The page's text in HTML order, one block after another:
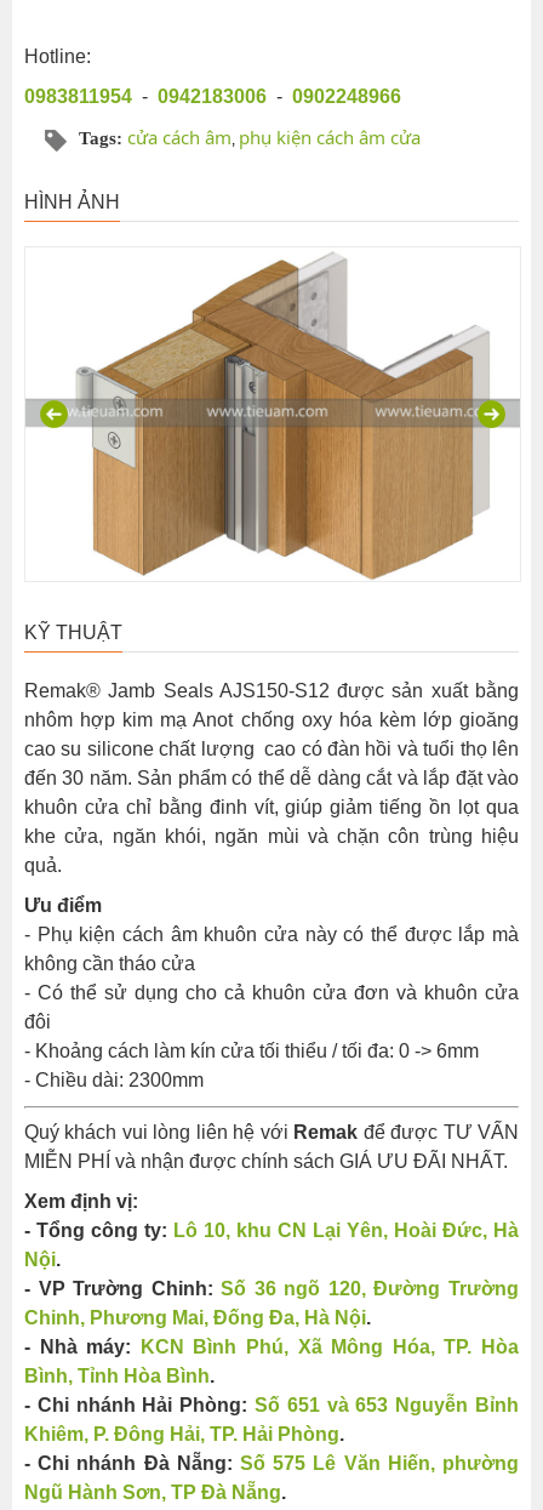
Hotline:
0983811954 - 0942183006 - 0902248966
Tags: cửa cách âm, phụ kiện cách âm cửa
HÌNH ẢNH
KỸ THUẬT
Remak® Jamb Seals AJS150-S12 được sản xuất bằng
nhôm hợp kim mạ Anot chống oxy hóa kèm lớp gioăng
cao su silicone chất lượng cao có đàn hồi và tuổi thọ lên
đến 30 năm. Sản phẩm có thể dễ dàng cắt và lắp đặt vào
khuôn cửa chỉ bằng đinh vít, giúp giảm tiếng ồn lọt qua
khe cửa, ngăn khói, ngăn mùi và chặn côn trùng hiệu
quả.
Ưu điểm
- Phụ kiện cách âm khuôn cửa này có thể được lắp mà
không cần tháo cửa
- Có thể sử dụng cho cả khuôn cửa đơn và khuôn cửa
đôi
- Khoảng cách làm kín cửa tối thiểu / tối đa: 0 -> 6mm
- Chiều dài: 2300mm
Quý khách vui lòng liên hệ với Remak để được TƯ VẤN
MIỄN PHÍ và nhận được chính sách GIÁ ƯU ĐÃI NHẤT.
Xem định vị:
- Tổng công ty: Lô 10, khu CN Lại Yên, Hoài Đức, Hà
Nội.
- VP Trường Chinh:Số 36 ngõ 120, Đường Trường
Chinh, Phương Mai, Đống Đa, Hà Nội​​.
- Nhà máy:
KCN Bình Phú, Xã Mông Hóa, TP. Hòa
Bình, Tỉnh Hòa Bình.
- Chi nhánh Hải Phòng: Số 651 và 653 Nguyễn Bỉnh
Khiêm, P. Đông Hải, TP. Hải Phòng.
- Chi nhánh Đà Nẵng: Số 575 Lê Văn Hiến, phường
Ngũ Hành Sơn, TP Đà Nẵng.